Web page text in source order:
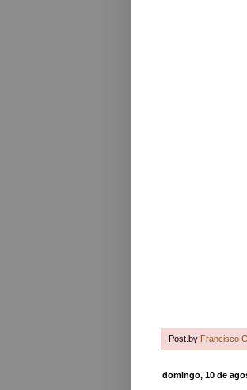
Post.by Francisco
domingo, 10 de